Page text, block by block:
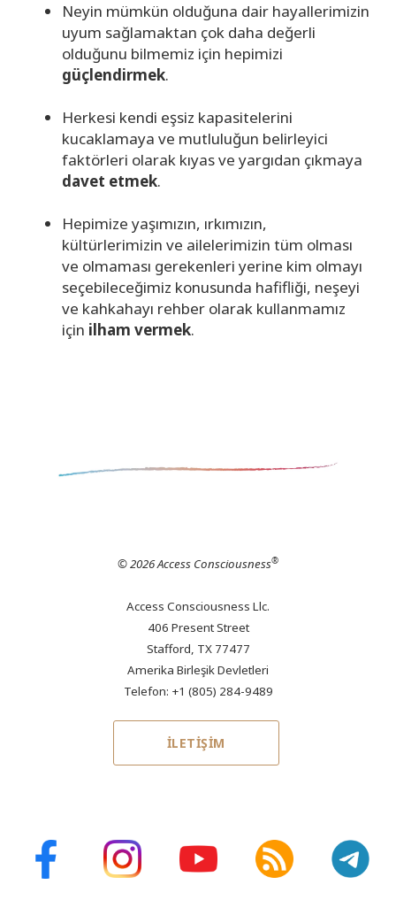
Neyin mümkün olduğuna dair hayallerimizin
uyum sağlamaktan çok daha değerli
olduğunu bilmemiz için hepimizi
güçlendirmek.
Herkesi kendi eşsiz kapasitelerini
kucaklamaya ve mutluluğun belirleyici
faktörleri olarak kıyas ve yargıdan çıkmaya
davet etmek.
Hepimize yaşımızın, ırkımızın,
kültürlerimizin ve ailelerimizin tüm olması
ve olmaması gerekenleri yerine kim olmayı
seçebileceğimiz konusunda hafifliği, neşeyi
ve kahkahayı rehber olarak kullanmamız
için ilham vermek.
© 2026 Access Consciousness®
Access Consciousness Llc.
406 Present Street
Stafford, TX 77477
Amerika Birleşik Devletleri
Telefon: +1 (805) 284-9489
İLETİŞİM